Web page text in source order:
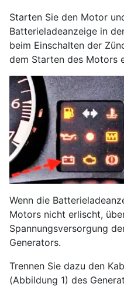
Starten Sie den Motor
Batterieladeanzeige in
beim Einschalten der
dem Starten des Motors
Wenn die
Motors nicht erlischt,
Spannungsversorgung
Generators.
Trennen Sie dazu den
(Abbildung 1) des